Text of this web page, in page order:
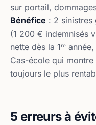
sur portail,
Bénéfice : 2 sinistres
(1 200 € indemnisés
nette dès la 1ʳᵉ
Cas-école qui
toujours le plus
5 erreurs à